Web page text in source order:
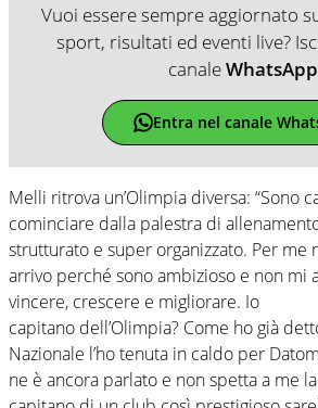
Vuoi essere sempre aggiornato
sport, risultati ed eventi live?
canaleWhatsApp
Entra nel canale
Melli ritrova un’Olimpia diversa: “Sono
cominciare dalla palestra di
strutturato e super organizzato. Per me
arrivo perché sono ambizioso e non mi
vincere, crescere e migliorare. Io
capitano dell’Olimpia? Come ho già
Nazionale l’ho tenuta in caldo per
ne è ancora parlato e non spetta a me